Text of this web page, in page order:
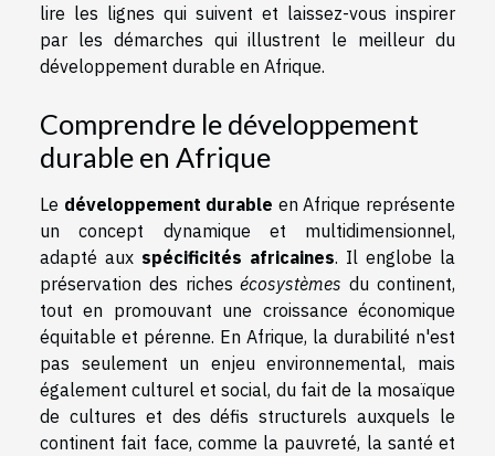
lire les lignes qui suivent et laissez-vous inspirer
par les démarches qui illustrent le meilleur du
développement durable en Afrique.
Comprendre le développement
durable en Afrique
Le développement durable en Afrique représente
un concept dynamique et multidimensionnel,
adapté aux spécificités africaines. Il englobe la
préservation des richesécosystèmes du continent,
tout en promouvant une croissance économique
équitable et pérenne. En Afrique, la durabilité n'est
pas seulement un enjeu environnemental, mais
également culturel et social, du fait de la mosaïque
de cultures et des défis structurels auxquels le
continent fait face, comme la pauvreté, la santé et